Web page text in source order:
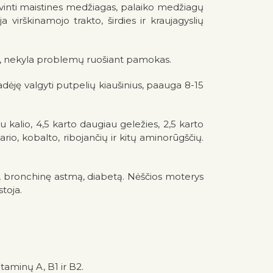
maistines medžiagas, palaiko medžiagų
virškinamojo trakto, širdies ir kraujagyslių
nekyla problemų ruošiant pamokas.
valgyti putpelių kiaušinius, paauga 8-15
kalio, 4,5 karto daugiau geležies, 2,5 karto
kobalto, ribojančių ir kitų aminorūgščių.
astmą, diabetą. Nėščios moterys
A, B1 ir B2.